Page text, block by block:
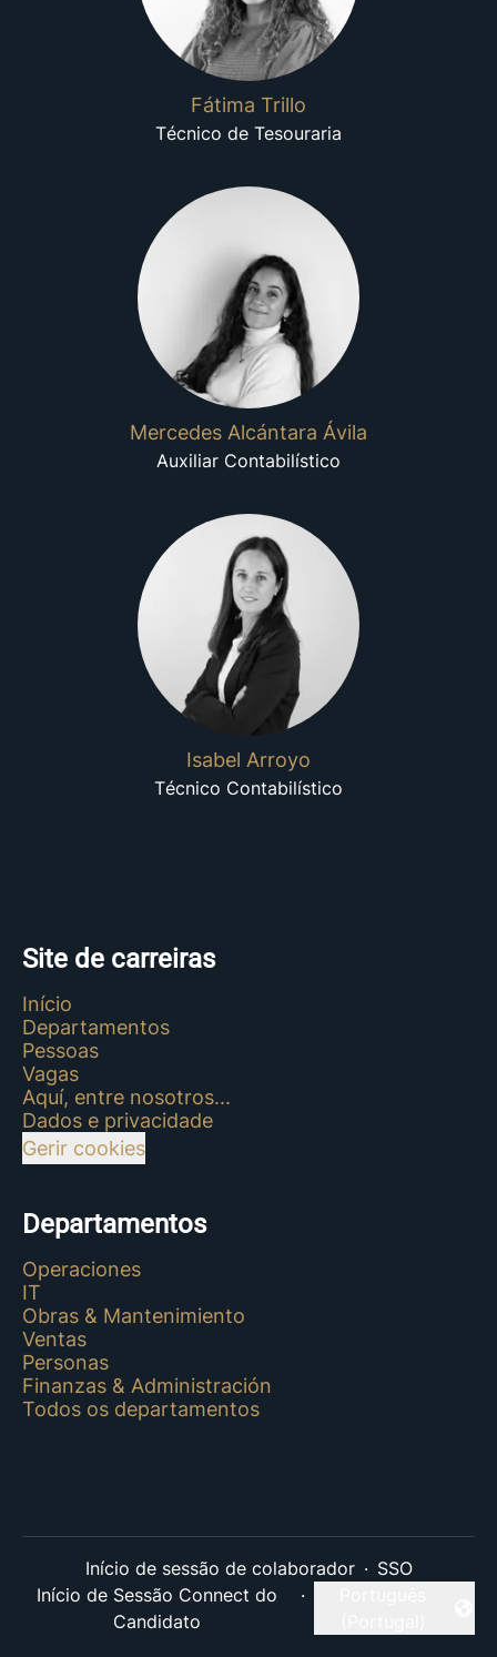
Fátima Trillo
Técnico de Tesouraria
Mercedes Alcántara Ávila
Auxiliar Contabilístico
Isabel Arroyo
Técnico Contabilístico
Site de carreiras
Início
Departamentos
Pessoas
Vagas
Aquí, entre nosotros...
Dados e privacidade
Gerir cookies
Departamentos
Operaciones
IT
Obras & Mantenimiento
Ventas
Personas
Finanzas & Administración
Todos os departamentos
Início de sessão de colaborador · SSO
Início de Sessão Connect do
Candidato
·